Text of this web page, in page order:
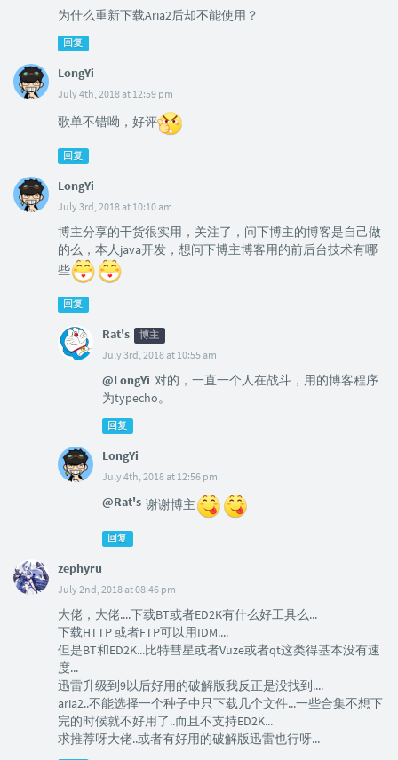
为什么重新下载Aria2后却不能使用？
回复
LongYi
July 4th, 2018 at 12:59 pm
歌单不错呦，好评
回复
LongYi
July 3rd, 2018 at 10:10 am
博主分享的干货很实用，关注了，问下博主的博客是自己做
的么，本人java开发，想问下博主博客用的前后台技术有哪
些
回复
Rat's 博主
July 3rd, 2018 at 10:55 am
@LongYi 对的，一直一个人在战斗，用的博客程序
为typecho。
回复
LongYi
July 4th, 2018 at 12:56 pm
@Rat's 谢谢博主
回复
zephyru
July 2nd, 2018 at 08:46 pm
大佬，大佬....下载BT或者ED2K有什么好工具么...
下载HTTP 或者FTP可以用IDM....
但是BT和ED2K...比特彗星或者Vuze或者qt这类得基本没有速
度...
迅雷升级到9以后好用的破解版我反正是没找到....
aria2..不能选择一个种子中只下载几个文件...一些合集不想下
完的时候就不好用了..而且不支持ED2K...
求推荐呀大佬..或者有好用的破解版迅雷也行呀...